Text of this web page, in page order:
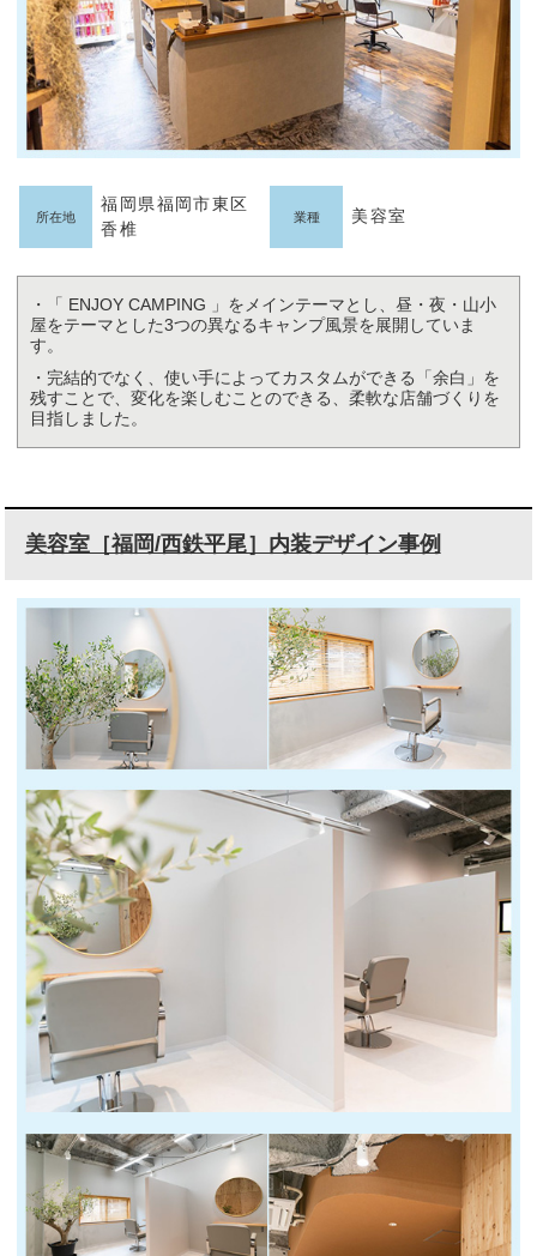
所在地
福岡県福岡市東区
香椎
業種 美容室
・「 ENJOY CAMPING 」をメインテーマとし、昼・夜・山小
屋をテーマとした3つの異なるキャンプ風景を展開していま
す。
・完結的でなく、使い手によってカスタムができる「余白」を
残すことで、変化を楽しむことのできる、柔軟な店舗づくりを
目指しました。
美容室［福岡/西鉄平尾］内装デザイン事例